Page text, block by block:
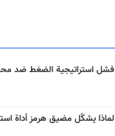
فشل استراتيجية الضغط ضد
لماذا يشكّل مضيق هرمز أداة